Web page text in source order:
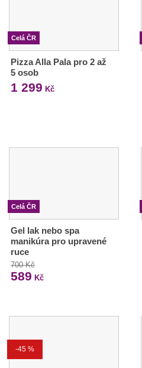
Celá ČR
Pizza Alla Pala pro 2 až
5 osob
1 299 Kč
Celá ČR
Gel lak nebo spa
manikúra pro upravené
ruce
700 Kč
589 Kč
-45 %